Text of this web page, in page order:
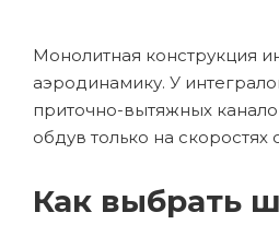
Монолитная конструкция
аэродинамику. У
приточно-вытяжных
обдув только на
Как выбрать